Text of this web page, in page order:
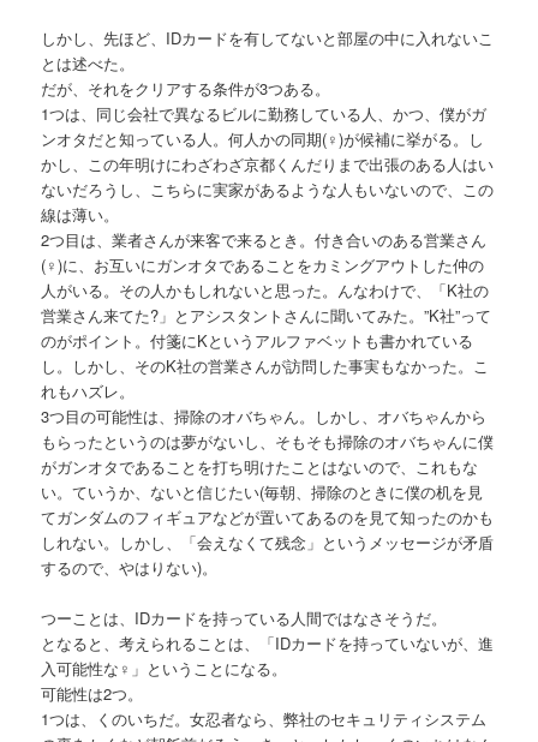
しかし、先ほど、IDカードを有してないと部屋の中に入れないこ
とは述べた。
だが、それをクリアする条件が3つある。
1つは、同じ会社で異なるビルに勤務している人、かつ、僕がガ
ンオタだと知っている人。何人かの同期(♀)が候補に挙がる。し
かし、この年明けにわざわざ京都くんだりまで出張のある人はい
ないだろうし、こちらに実家があるような人もいないので、この
線は薄い。
2つ目は、業者さんが来客で来るとき。付き合いのある営業さん
(♀)に、お互いにガンオタであることをカミングアウトした仲の
人がいる。その人かもしれないと思った。んなわけで、「K社の
営業さん来てた?」とアシスタントさんに聞いてみた。”K社”って
のがポイント。付箋にKというアルファベットも書かれている
し。しかし、そのK社の営業さんが訪問した事実もなかった。こ
れもハズレ。
3つ目の可能性は、掃除のオバちゃん。しかし、オバちゃんから
もらったというのは夢がないし、そもそも掃除のオバちゃんに僕
がガンオタであることを打ち明けたことはないので、これもな
い。ていうか、ないと信じたい(毎朝、掃除のときに僕の机を見
てガンダムのフィギュアなどが置いてあるのを見て知ったのかも
しれない。しかし、「会えなくて残念」というメッセージが矛盾
するので、やはりない)。
つーことは、IDカードを持っている人間ではなさそうだ。
となると、考えられることは、「IDカードを持っていないが、進
入可能性な♀」ということになる。
可能性は2つ。
1つは、くのいちだ。女忍者なら、弊社のセキュリティシステム